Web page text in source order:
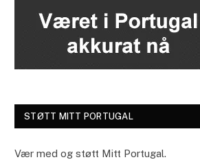
STØTT MITT PORTUGAL
Vær med og støtt Mitt Portugal.